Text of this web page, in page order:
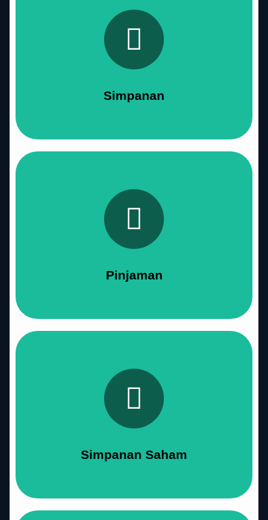
Simpanan
Pinjaman
Selengkapnya
Simpanan Saham
Simpanan Saham
Selengkapnya